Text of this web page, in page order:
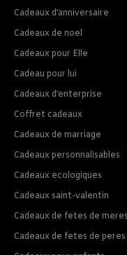
Cadeaux d’anniversaire
Cadeaux de noel
Cadeaux pour Elle
Cadeau pour lui
Cadeaux d’enterprise
Coffret cadeaux
Cadeaux de marriage
Cadeaux personnalisables
Cadeaux ecologiques
Cadeaux saint-valentin
Cadeaux de fetes de meres
Cadeaux de fetes de peres